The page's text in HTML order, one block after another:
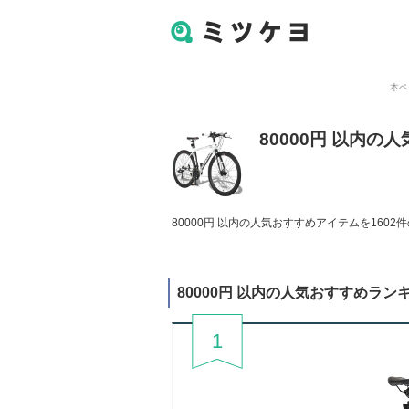
本
80000円 以内の人
80000円 以内の人気おすすめアイテムを1602
80000円 以内の人気おすすめラン
1